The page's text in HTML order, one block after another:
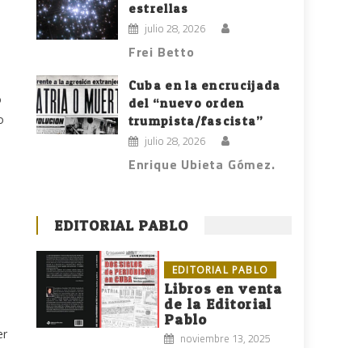
estrellas
julio 28, 2026
Frei Betto
Cuba en la encrucijada
del “nuevo orden
trumpista/fascista”
julio 28, 2026
Enrique Ubieta Gómez.
EDITORIAL PABLO
EDITORIAL PABLO
Libros en venta
de la Editorial
Pablo
noviembre 13, 2025